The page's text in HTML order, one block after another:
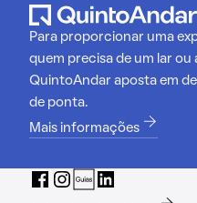
Para proporcionar uma
quem precisa de um lar
QuintoAndar aposta em
de ponta.
Mais informações